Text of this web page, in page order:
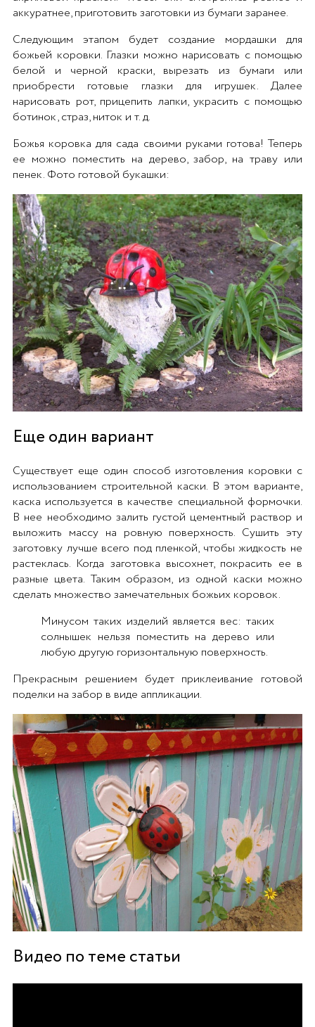
аккуратнее, приготовить заготовки из бумаги заранее.
Следующим этапом будет создание мордашки для
божьей коровки. Глазки можно нарисовать с помощью
белой и черной краски, вырезать из бумаги или
приобрести готовые глазки для игрушек. Далее
нарисовать рот, прицепить лапки, украсить с помощью
ботинок, страз, ниток и т. д.
Божья коровка для сада своими руками готова! Теперь
ее можно поместить на дерево, забор, на траву или
пенек. Фото готовой букашки:
Еще один вариант
Существует еще один способ изготовления коровки с
использованием строительной каски. В этом варианте,
каска используется в качестве специальной формочки.
В нее необходимо залить густой цементный раствор и
выложить массу на ровную поверхность. Сушить эту
заготовку лучше всего под пленкой, чтобы жидкость не
растеклась. Когда заготовка высохнет, покрасить ее в
разные цвета. Таким образом, из одной каски можно
сделать множество замечательных божьих коровок.
Минусом таких изделий является вес: таких
солнышек нельзя поместить на дерево или
любую другую горизонтальную поверхность.
Прекрасным решением будет приклеивание готовой
поделки на забор в виде аппликации.
Видео по теме статьи